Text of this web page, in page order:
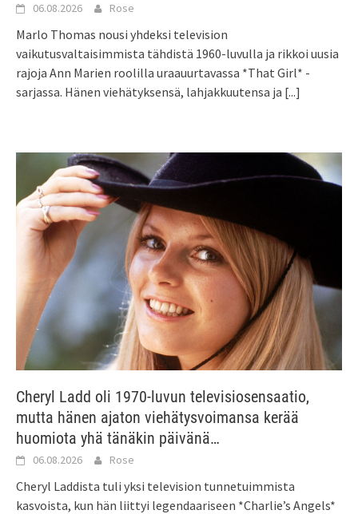
06.08.2026 Rose
Marlo Thomas nousi yhdeksi television
vaikutusvaltaisimmista tähdistä 1960-luvulla ja rikkoi uusia
rajoja Ann Marien roolilla uraauurtavassa *That Girl* -
sarjassa. Hänen viehätyksensä, lahjakkuutensa ja [...]
Cheryl Ladd oli 1970-luvun televisiosensaatio,
mutta hänen ajaton viehätysvoimansa kerää
huomiota yhä tänäkin päivänä…
06.08.2026 Rose
Cheryl Laddista tuli yksi television tunnetuimmista
kasvoista, kun hän liittyi legendaariseen *Charlie’s Angels*